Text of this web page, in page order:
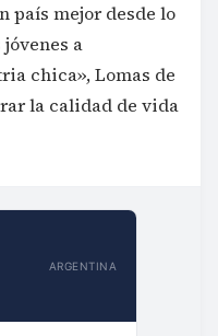
país mejor desde lo
a
chica», Lomas de
la calidad de vida
ARGENTINA